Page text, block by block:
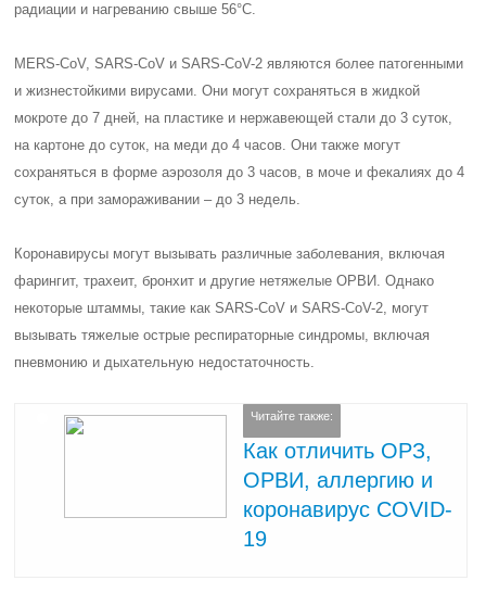
радиации и нагреванию свыше 56°С.
MERS-CoV, SARS-CoV и SARS-CoV-2 являются более патогенными
и жизнестойкими вирусами. Они могут сохраняться в жидкой
мокроте до 7 дней, на пластике и нержавеющей стали до 3 суток,
на картоне до суток, на меди до 4 часов. Они также могут
сохраняться в форме аэрозоля до 3 часов, в моче и фекалиях до 4
суток, а при замораживании – до 3 недель.
Коронавирусы могут вызывать различные заболевания, включая
фарингит, трахеит, бронхит и другие нетяжелые ОРВИ. Однако
некоторые штаммы, такие как SARS-CoV и SARS-CoV-2, могут
вызывать тяжелые острые респираторные синдромы, включая
пневмонию и дыхательную недостаточность.
Читайте также:
Как отличить ОРЗ,
ОРВИ, аллергию и
коронавирус COVID-
19